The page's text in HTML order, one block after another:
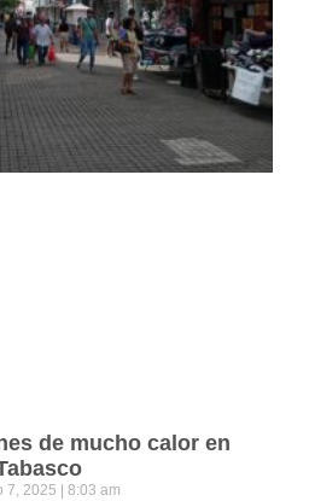
de mucho calor en
7, 2025 8:03 am